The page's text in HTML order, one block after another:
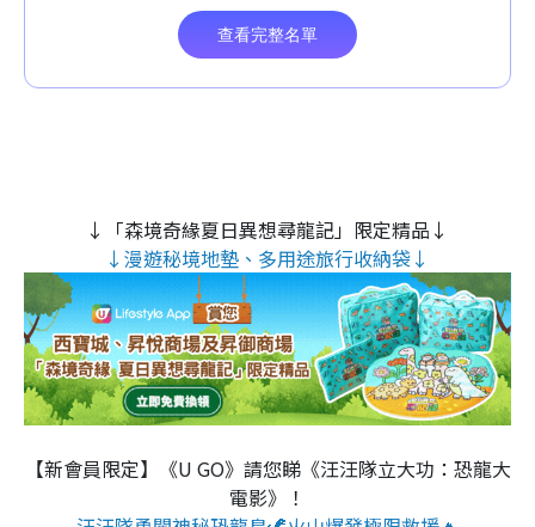
↓「森境奇緣夏日異想尋龍記」限定精品↓
↓漫遊秘境地墊、多用途旅行收納袋↓
【新會員限定】《U GO》請您睇《汪汪隊立大功：恐龍大
電影》！